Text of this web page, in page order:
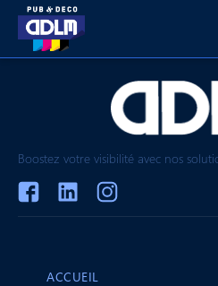
Boostez votre visibilité avec nos
ACCUEIL